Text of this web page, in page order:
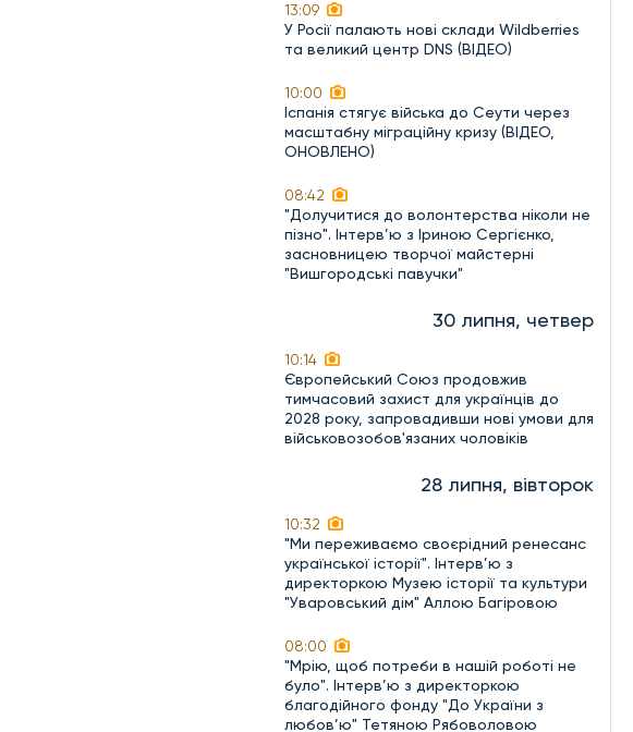
13:09
У Росії палають нові склади Wildberries
та великий центр DNS (ВІДЕО)
10:00
Іспанія стягує війська до Сеути через
масштабну міграційну кризу (ВІДЕО,
ОНОВЛЕНО)
08:42
"Долучитися до волонтерства ніколи не
пізно". Інтерв’ю з Іриною Сергієнко,
засновницею творчої майстерні
"Вишгородські павучки"
30 липня, четвер
10:14
Європейський Союз продовжив
тимчасовий захист для українців до
2028 року, запровадивши нові умови для
військовозобов'язаних чоловіків
28 липня, вівторок
10:32
"Ми переживаємо своєрідний ренесанс
української історії". Інтерв’ю з
директоркою Музею історії та культури
"Уваровський дім" Аллою Багіровою
08:00
"Мрію, щоб потреби в нашій роботі не
було". Інтерв’ю з директоркою
благодійного фонду "До України з
любов’ю" Тетяною Рябоволовою